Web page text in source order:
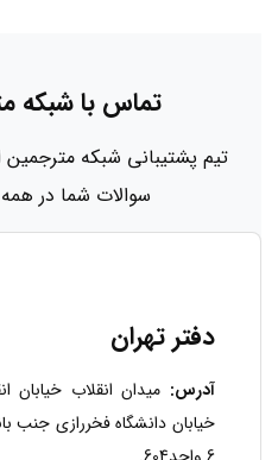
تماس با شبکه
تیم پشتیبانی شبکه مترجمین
سوالات شما در
دفتر تهران
آدرس: میدان انقلاب
خیابان دانشگاه فخررازی جنب